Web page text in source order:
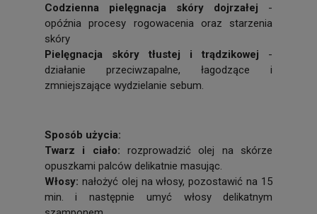
Codzienna pielęgnacja skóry dojrzałej -
opóźnia procesy rogowacenia oraz starzenia
skóry
Pielęgnacja skóry tłustej i trądzikowej -
działanie przeciwzapalne, łagodzące i
zmniejszające wydzielanie sebum.
Sposób użycia:
Twarz i ciało: rozprowadzić olej na skórze
opuszkami palców delikatnie masując.
Włosy: nałożyć olej na włosy, pozostawić na 15
min. i następnie umyć włosy delikatnym